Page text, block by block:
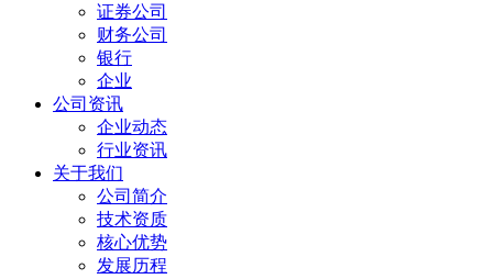
证券公司
财务公司
银行
企业
公司资讯
企业动态
行业资讯
关于我们
公司简介
技术资质
核心优势
发展历程